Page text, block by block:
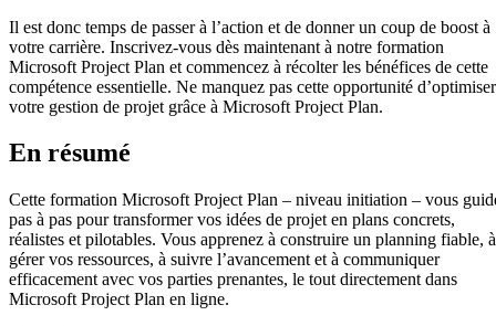
Il est donc temps de passer à l’action et de donner un coup de boost à
votre carrière. Inscrivez-vous dès maintenant à notre formation
Microsoft Project Plan et commencez à récolter les bénéfices de cette
compétence essentielle. Ne manquez pas cette opportunité d’optimiser
votre gestion de projet grâce à Microsoft Project Plan.
En résumé
Cette formation Microsoft Project Plan – niveau initiation – vous
pas à pas pour transformer vos idées de projet en plans concrets,
réalistes et pilotables. Vous apprenez à construire un planning fiable, à
gérer vos ressources, à suivre l’avancement et à communiquer
efficacement avec vos parties prenantes, le tout directement dans
Microsoft Project Plan en ligne.